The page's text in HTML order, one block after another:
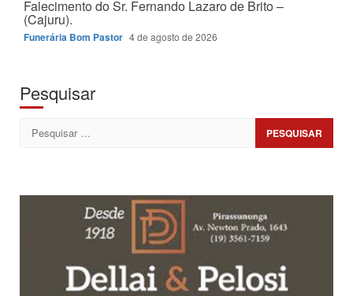
Falecimento do Sr. Fernando Lazaro de Brito –
(Cajuru).
Funerária Bom Pastor 4 de agosto de 2026
Pesquisar
Pesquisar